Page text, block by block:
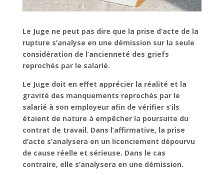
Le Juge ne peut pas dire que la prise d’acte de la
rupture s’analyse en une démission sur la seule
considération de l’ancienneté des griefs
reprochés par le salarié.
Le Juge doit en effet apprécier la réalité et la
gravité des manquements reprochés par le
salarié à son employeur afin de vérifier s’ils
étaient de nature à empêcher la poursuite du
contrat de travail. Dans l’affirmative, la prise
d’acte s’analysera en un licenciement dépourvu
de cause réelle et sérieuse. Dans le cas
contraire, elle s’analysera en une démission.